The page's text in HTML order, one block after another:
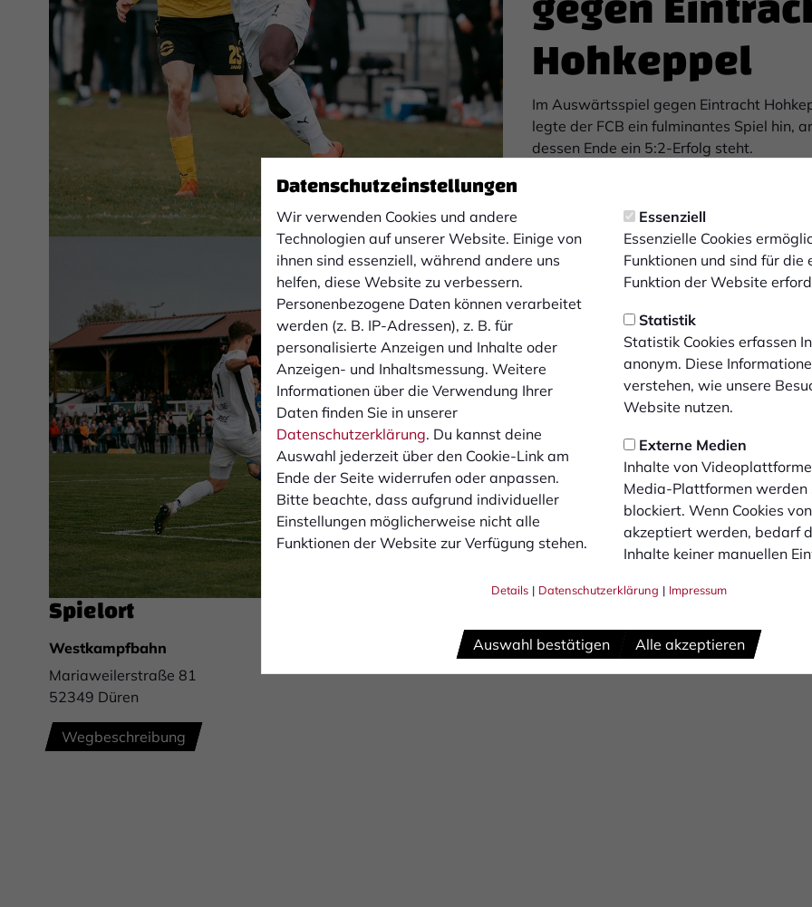
Datenschutzeinstellungen
Wir verwenden Cookies und andere
Technologien auf unserer Website. Einige von
ihnen sind essenziell, während andere uns
helfen, diese Website zu verbessern.
Personenbezogene Daten können verarbeitet
werden (z. B. IP-Adressen), z. B. für
personalisierte Anzeigen und Inhalte oder
Anzeigen- und Inhaltsmessung. Weitere
Informationen über die Verwendung Ihrer
Daten finden Sie in unserer
Datenschutzerklärung. Du kannst deine
Auswahl jederzeit über den Cookie-Link am
Ende der Seite widerrufen oder anpassen.
Bitte beachte, dass aufgrund individueller
Einstellungen möglicherweise nicht alle
Funktionen der Website zur Verfügung stehen.
Essenziell
Essenzielle Cookies
Funktionen und sind für die
Funktion der Website
Statistik
Statistik Cookies erfassen
anonym. Diese
verstehen, wie unsere
Website nutzen.
Externe Medien
Inhalte von
Media-Plattformen
blockiert. Wenn Cookies
akzeptiert werden, bedarf
Inhalte keiner manuellen
Details | Datenschutzerklärung | Impressum
Auswahl bestätigen Alle akzeptieren
Hohkeppel
Im Auswärtsspiel gegen Eintracht
legte der FCB ein fulminantes Spiel hin,
dessen Ende ein 5:2-Erfolg steht.
In Düren
Hohkeppel
Am Samstag gastiert der 1. FC Bocholt
Westkampfbahn in Düren. Gegner dort
Aufsteiger Eintracht Hohkeppel.
zum Artikel
Spielort
Westkampfbahn
Mariaweilerstraße 81
52349 Düren
Wegbeschreibung